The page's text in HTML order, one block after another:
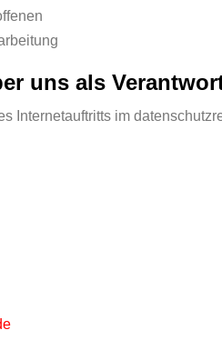
uns als
Internetauftritts im